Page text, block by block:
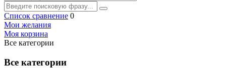
Список сравнение 0
Мои желания
Моя корзина
Все категории
Все категории